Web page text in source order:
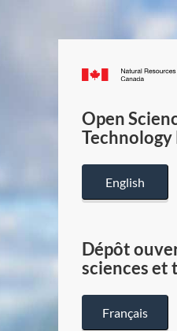
Open
English
Dépôt
sciences et
Français